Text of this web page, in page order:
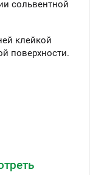
сольвентной
клейкой
поверхности.